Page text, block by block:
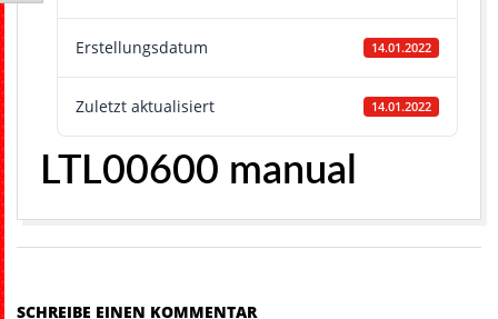
Erstellungsdatum 14.01.2022
Zuletzt aktualisiert 14.01.2022
LTL00600 manual
SCHREIBE EINEN KOMMENTAR